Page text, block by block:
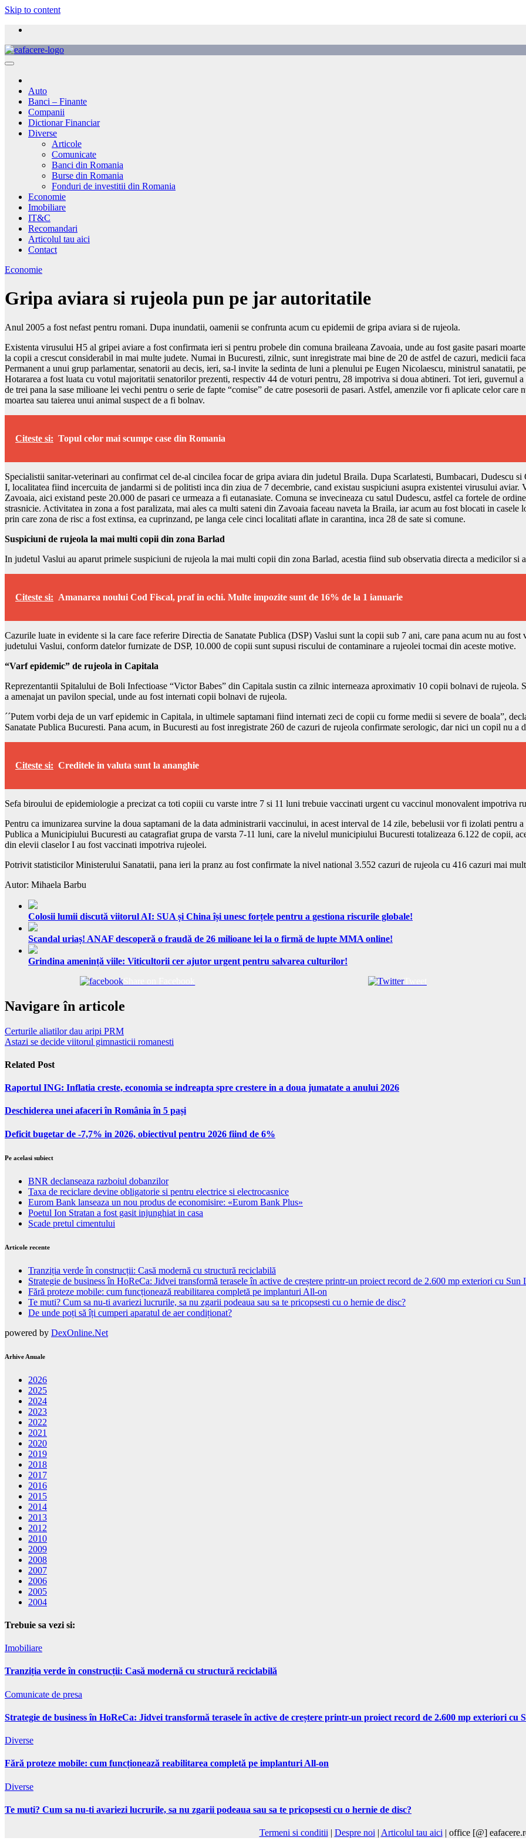
Skip to content
Auto
Banci – Finante
Companii
Dictionar Financiar
Diverse
Articole
Comunicate
Banci din Romania
Burse din Romania
Fonduri de investitii din Romania
Economie
Imobiliare
IT&C
Recomandari
Articolul tau aici
Contact
Economie
Gripa aviara si rujeola pun pe jar autoritatile
Anul 2005 a fost nefast pentru romani. Dupa inundatii, oamenii se confrunta acum cu epidemii de gripa aviara si de rujeola.
Existenta virusului H5 al gripei aviare a fost confirmata ieri si pentru probele din comuna braileana Zavoaia, unde au fost gasite pasari
la copii a crescut considerabil in mai multe judete. Numai in Bucuresti, zilnic, sunt inregistrate mai bine de 20 de astfel de cazuri, medicii
Permanent a unui grup parlamentar, senatorii au decis, ieri, sa-l invite la sedinta de luni a plenului pe Eugen Nicolaescu, ministrul sanatatii,
Hotararea a fost luata cu votul majoritatii senatorilor prezenti, respectiv 44 de voturi pentru, 28 impotriva si doua abtineri. Tot ieri, guvernul
de trei pana la sase milioane lei vechi pentru o serie de fapte “comise” de catre posesorii de pasari. Astfel, amenzile vor fi aplicate celor
moartea sau taierea unui animal suspect de a fi bolnav.
Citeste si: Topul celor mai scumpe case din Romania
Specialistii sanitar-veterinari au confirmat cel de-al cincilea focar de gripa aviara din judetul Braila. Dupa Scarlatesti, Bumbacari, Dudescu
I, localitatea fiind incercuita de jandarmi si de politisti inca din ziua de 7 decembrie, cand existau suspiciuni asupra existentei virusului aviar.
Zavoaia, aici existand peste 20.000 de pasari ce urmeaza a fi eutanasiate. Comuna se invecineaza cu satul Dudescu, astfel ca fortele de
strasnicie. Activitatea in zona a fost paralizata, mai ales ca multi sateni din Zavoaia faceau naveta la Braila, iar acum au fost blocati in
prin care zona de risc a fost extinsa, ea cuprinzand, pe langa cele cinci localitati aflate in carantina, inca 28 de sate si comune.
Suspiciuni de rujeola la mai multi copii din zona Barlad
In judetul Vaslui au aparut primele suspiciuni de rujeola la mai multi copii din zona Barlad, acestia fiind sub observatia directa a medicilor
Citeste si: Amanarea noului Cod Fiscal, praf in ochi. Multe impozite sunt de 16% de la 1 ianuarie
Cazurile luate in evidente si la care face referire Directia de Sanatate Publica (DSP) Vaslui sunt la copii sub 7 ani, care pana acum nu au
judetului Vaslui, conform datelor furnizate de DSP, 10.000 de copii sunt supusi riscului de contaminare a rujeolei tocmai din aceste motive.
“Varf epidemic” de rujeola in Capitala
Reprezentantii Spitalului de Boli Infectioase “Victor Babes” din Capitala sustin ca zilnic interneaza aproximativ 10 copii bolnavi de
a amenajat un pavilon special, unde au fost internati copii bolnavi de rujeola.
´´Putem vorbi deja de un varf epidemic in Capitala, in ultimele saptamani fiind internati zeci de copii cu forme medii si severe de boala”,
Sanatate Publica Bucuresti. Pana acum, in Bucuresti au fost inregistrate 260 de cazuri de rujeola confirmate serologic, dar nici un copil nu a
Citeste si: Creditele in valuta sunt la ananghie
Sefa biroului de epidemiologie a precizat ca toti copiii cu varste intre 7 si 11 luni trebuie vaccinati urgent cu vaccinul monovalent impotriva
Pentru ca imunizarea survine la doua saptamani de la data administrarii vaccinului, in acest interval de 14 zile, bebelusii vor fi izolati
Publica a Municipiului Bucuresti au catagrafiat grupa de varsta 7-11 luni, care la nivelul municipiului Bucuresti totalizeaza 6.122 de copii,
din elevii claselor I au fost vaccinati impotriva rujeolei.
Potrivit statisticilor Ministerului Sanatatii, pana ieri la pranz au fost confirmate la nivel national 3.552 cazuri de rujeola cu 416 cazuri mai
Autor: Mihaela Barbu
Colosii lumii discută viitorul AI: SUA și China își unesc forțele pentru a gestiona riscurile globale!
Scandal uriaș! ANAF descoperă o fraudă de 26 milioane lei la o firmă de lupte MMA online!
Grindina amenință viile: Viticultorii cer ajutor urgent pentru salvarea culturilor!
Tweet
Navigare în articole
Certurile aliatilor dau aripi PRM
Astazi se decide viitorul gimnasticii romanesti
Related Post
Raportul ING: Inflatia creste, economia se indreapta spre crestere in a doua jumatate a anului 2026
Deschiderea unei afaceri în România în 5 pași
Deficit bugetar de -7,7% in 2026, obiectivul pentru 2026 fiind de 6%
Pe acelasi subiect
BNR declanseaza razboiul dobanzilor
Taxa de reciclare devine obligatorie si pentru electrice si electrocasnice
Eurom Bank lanseaza un nou produs de economisire: «Eurom Bank Plus»
Poetul Ion Stratan a fost gasit injunghiat in casa
Scade pretul cimentului
Articole recente
Tranziția verde în construcții: Casă modernă cu structură reciclabilă
Strategie de business în HoReCa: Jidvei transformă terasele în active de creștere printr-un proiect record de 2.600 mp exteriori cu Sun
Fără proteze mobile: cum funcționează reabilitarea completă pe implanturi All-on
Te muti? Cum sa nu-ti avariezi lucrurile, sa nu zgarii podeaua sau sa te pricopsesti cu o hernie de disc?
De unde poți să îți cumperi aparatul de aer condiționat?
powered by DexOnline.Net
Arhive Anuale
2026
2025
2024
2023
2022
2021
2020
2019
2018
2017
2016
2015
2014
2013
2012
2010
2009
2008
2007
2006
2005
2004
Trebuie sa vezi si:
Imobiliare
Tranziția verde în construcții: Casă modernă cu structură reciclabilă
Comunicate de presa
Strategie de business în HoReCa: Jidvei transformă terasele în active de creștere printr-un proiect record de 2.600 mp exteriori cu
Diverse
Fără proteze mobile: cum funcționează reabilitarea completă pe implanturi All-on
Diverse
Te muti? Cum sa nu-ti avariezi lucrurile, sa nu zgarii podeaua sau sa te pricopsesti cu o hernie de disc?
Termeni si conditii | Despre noi | Articolul tau aici | office [@]